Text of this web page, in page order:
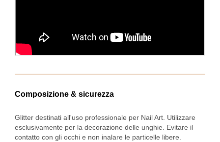
Composizione & sicurezza
Glitter destinati all'uso professionale per Nail Art. Utilizzare
esclusivamente per la decorazione delle unghie. Evitare il
contatto con gli occhi e non inalare le particelle libere.